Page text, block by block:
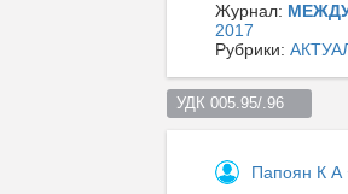
Журнал:
2017
Рубрики:
УДК 005.95/.96
Папоян К А